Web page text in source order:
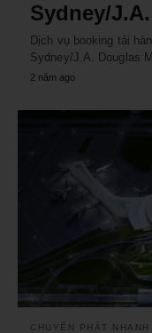
Sydney/
Dịch vụ booking tải
Sydney/J.A. Douglas
2 năm ago
CHUYỂN PHÁT NHANH